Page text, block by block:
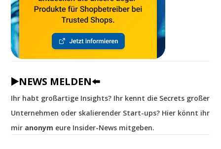
▶️NEWS MELDEN⬅️
Ihr habt großartige Insights? Ihr kennt die Secrets großer
Unternehmen oder skalierender Start-ups? Hier könnt ihr
mir anonym eure Insider-News mitgeben.